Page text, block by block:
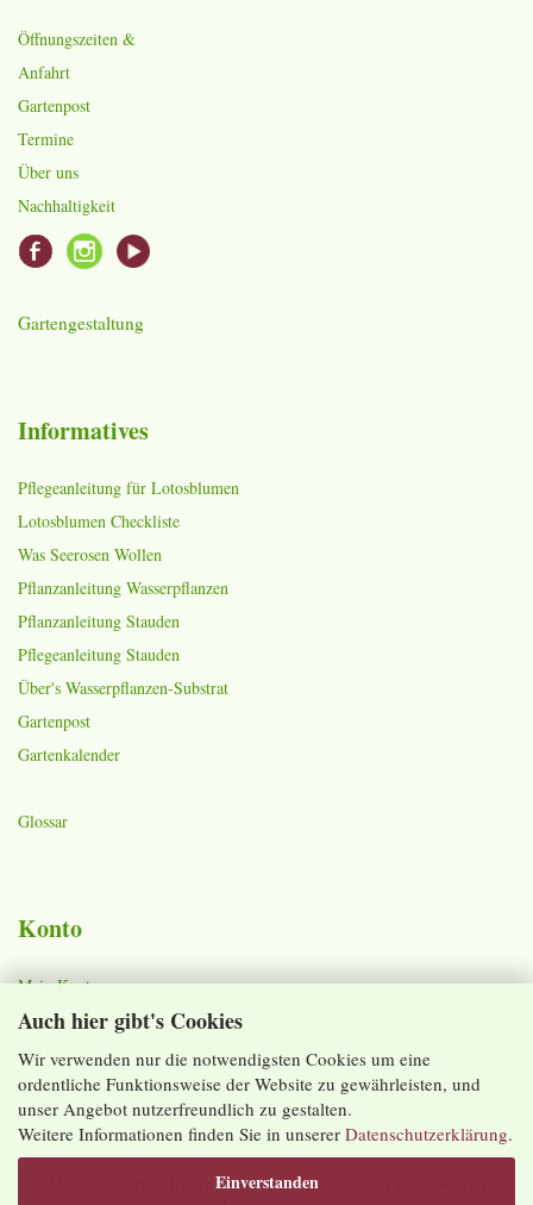
Auch hier gibt's Cookies
Wir verwenden nur die notwendigsten Cookies um eine
ordentliche Funktionsweise der Website zu gewährleisten, und
unser Angebot nutzerfreundlich zu gestalten.
Weitere Informationen finden Sie in unserer Datenschutzerklärung.
Einverstanden
Öffnungszeiten &
Anfahrt
Gartenpost
Termine
Über uns
Nachhaltigkeit
Gartengestaltung
Informatives
Pflegeanleitung für Lotosblumen
Lotosblumen Checkliste
Was Seerosen Wollen
Pflanzanleitung Wasserpflanzen
Pflanzanleitung Stauden
Pflegeanleitung Stauden
Über's Wasserpflanzen-Substrat
Gartenpost
Gartenkalender
Glossar
Konto
Mein Konto
Warenkorb
Merkzettel
Lieferzeiten und Versandkosten
by Gambio.com © 2026 | Template von